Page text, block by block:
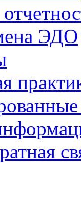
ЭДО